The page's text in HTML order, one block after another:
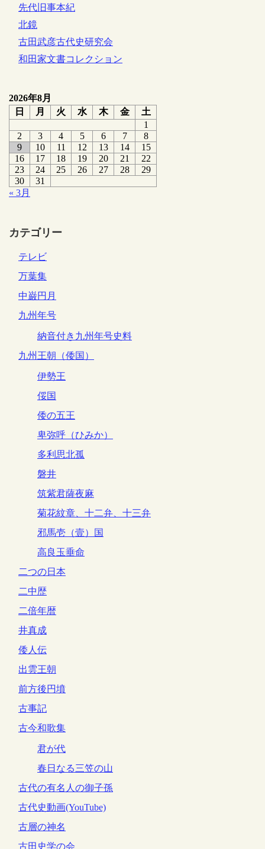
先代旧事本紀
北鏡
古田武彦古代史研究会
和田家文書コレクション
2026年8月
日
月 火 水 木 金
土
1
2
3 4 5 6 7
8
9
10 11 12 13 14
15
16
17 18 19 20 21
22
23
24 25 26 27 28
29
30
31
« 3月
カテゴリー
テレビ
万葉集
中巌円月
九州年号
納音付き九州年号史料
九州王朝（倭国）
伊勢王
俀国
倭の五王
卑弥呼（ひみか）
多利思北孤
磐井
筑紫君薩夜麻
菊花紋章、十二弁、十三弁
邪馬壱（壹）国
高良玉垂命
二つの日本
二中歴
二倍年暦
井真成
倭人伝
出雲王朝
前方後円墳
古事記
古今和歌集
君が代
春日なる三笠の山
古代の有名人の御子孫
古代史動画(YouTube)
古層の神名
古田史学の会